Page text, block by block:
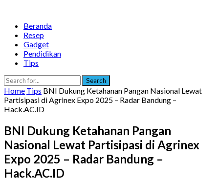
Beranda
Resep
Gadget
Pendidikan
Tips
Search
Home Tips BNI Dukung Ketahanan Pangan Nasional Lewat
Partisipasi di Agrinex Expo 2025 – Radar Bandung –
Hack.AC.ID
BNI Dukung Ketahanan Pangan
Nasional Lewat Partisipasi di Agrinex
Expo 2025 – Radar Bandung –
Hack.AC.ID